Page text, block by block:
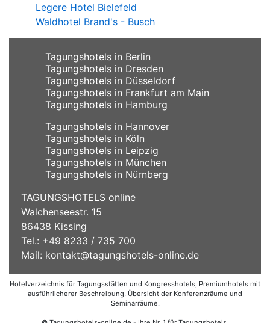
Legere Hotel Bielefeld
Waldhotel Brand's - Busch
Tagungshotels in Berlin
Tagungshotels in Dresden
Tagungshotels in Düsseldorf
Tagungshotels in Frankfurt am Main
Tagungshotels in Hamburg
Tagungshotels in Hannover
Tagungshotels in Köln
Tagungshotels in Leipzig
Tagungshotels in München
Tagungshotels in Nürnberg
TAGUNGSHOTELS online
Walchenseestr. 15
86438 Kissing
Tel.: +49 8233 / 735 700
Mail: kontakt@tagungshotels-online.de
Hotelverzeichnis für Tagungsstätten und Kongresshotels, Premiumhotels mit
ausführlicherer Beschreibung, Übersicht der Konferenzräume und
Seminarräume.